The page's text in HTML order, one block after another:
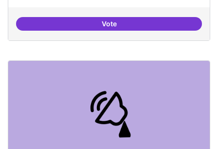
VoteTrobades democràtiques